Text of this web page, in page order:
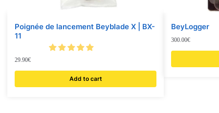
Poignée de lancement Beyblade X | BX-
11
29.90€
Add to cart
BeyLogger
300.00€